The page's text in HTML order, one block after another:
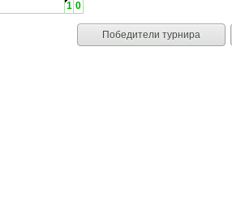
1 0
Победители турнира